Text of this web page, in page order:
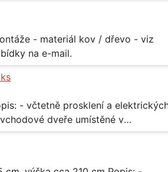
- 150 x 122 cm Lokalita: - Senohraby Nabídky na e-mail.
bude i demontáž stávajících a už